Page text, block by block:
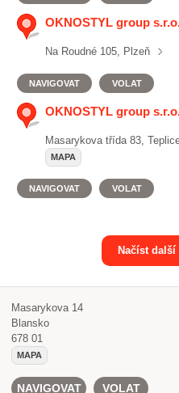
OKNOSTYL group
Na Roudné 105, Plzeň
NAVIGOVAT VOLAT
OKNOSTYL group
Masarykova třída 83,
MAPA
NAVIGOVAT VOLAT
Načíst
Masarykova 14
Blansko
678 01
MAPA
NAVIGOVAT VOLAT